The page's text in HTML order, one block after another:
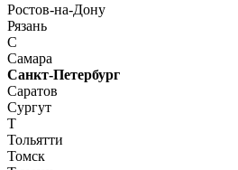
Ростов-на-Дону
Рязань
С
Самара
Санкт-Петербург
Саратов
Сургут
Т
Тольятти
Томск